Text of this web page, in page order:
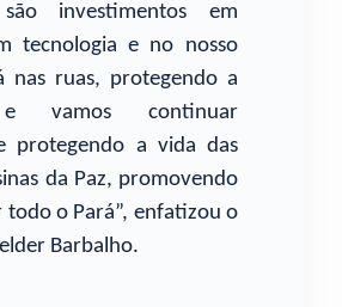
investimentos em
tecnologia e no nosso
nas ruas, protegendo a
e vamos continuar
protegendo a vida das
da Paz, promovendo
todo o Pará”, enfatizou o
Barbalho.